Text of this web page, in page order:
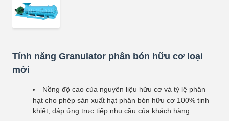
Tính năng Granulator phân bón hữu cơ loại
mới
Nồng độ cao của nguyên liệu hữu cơ và tỷ lệ phân
hạt cho phép sản xuất hạt phân bón hữu cơ 100% tinh
khiết, đáp ứng trực tiếp nhu cầu của khách hàng